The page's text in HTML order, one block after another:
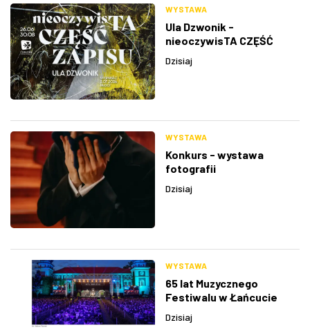
WYSTAWA
Ula Dzwonik -
nieoczywisTA CZĘŚĆ
Dzisiaj
WYSTAWA
Konkurs - wystawa
fotografii
Dzisiaj
WYSTAWA
65 lat Muzycznego
Festiwalu w Łańcucie
Dzisiaj